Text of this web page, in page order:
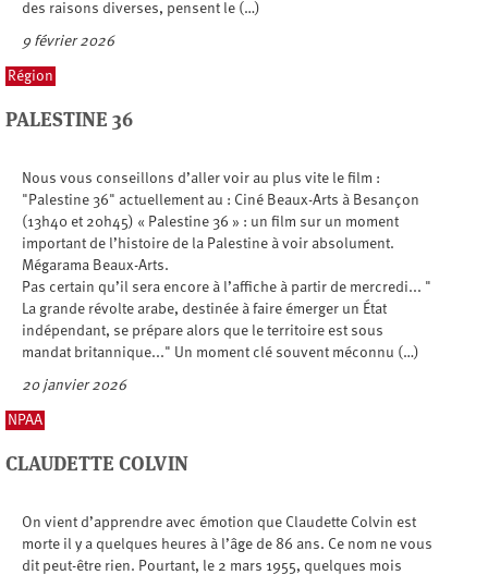
des raisons diverses, pensent le (…)
9 février 2026
Région
PALESTINE 36
Nous vous conseillons d’aller voir au plus vite le film :
"Palestine 36" actuellement au : Ciné Beaux-Arts à Besançon
(13h40 et 20h45) « Palestine 36 » : un film sur un moment
important de l’histoire de la Palestine à voir absolument.
Mégarama Beaux-Arts.
Pas certain qu’il sera encore à l’affiche à partir de mercredi... "
La grande révolte arabe, destinée à faire émerger un État
indépendant, se prépare alors que le territoire est sous
mandat britannique..." Un moment clé souvent méconnu (…)
20 janvier 2026
NPAA
CLAUDETTE COLVIN
On vient d’apprendre avec émotion que Claudette Colvin est
morte il y a quelques heures à l’âge de 86 ans. Ce nom ne vous
dit peut-être rien. Pourtant, le 2 mars 1955, quelques mois